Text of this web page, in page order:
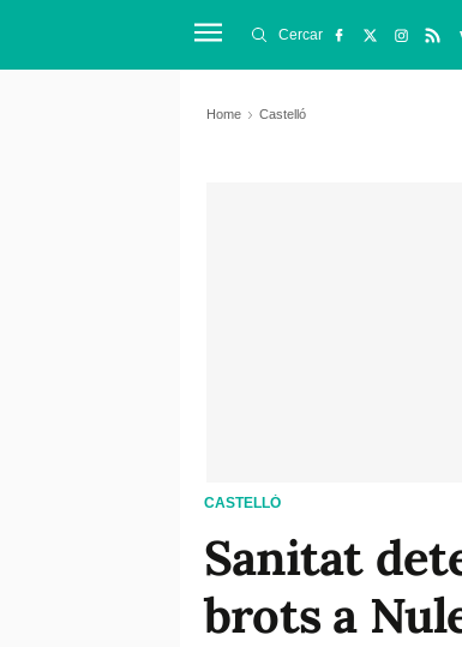
Cercar
Home Castelló
CASTELLÓ
Sanitat
brots a